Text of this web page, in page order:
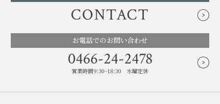
CONTACT
お電話でのお問い合わせ
0466-24-2478
営業時間9:30~18:30 水曜定休